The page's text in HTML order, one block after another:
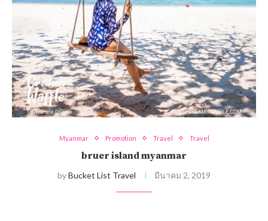
Myanmar Promotion Travel Travel
bruer island myanmar
byBucket List Travel มีนาคม 2, 2019